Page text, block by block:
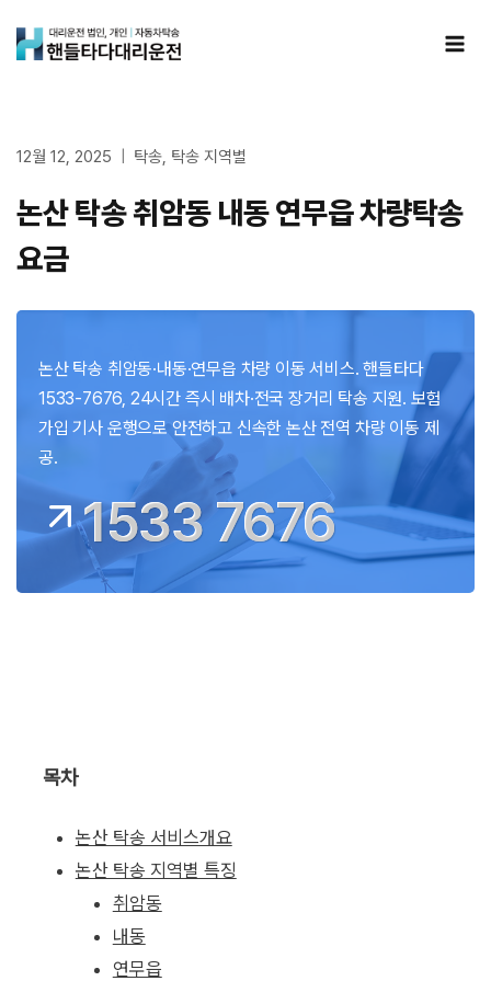
12월 12, 2025 탁송, 탁송 지역별
논산 탁송 취암동 내동 연무읍 차량탁송
요금
논산 탁송 취암동·내동·연무읍 차량 이동 서비스. 핸들타다
1533-7676, 24시간 즉시 배차·전국 장거리 탁송 지원. 보험
가입 기사 운행으로 안전하고 신속한 논산 전역 차량 이동 제
공.
1533 7676
목차
논산 탁송 서비스개요
논산 탁송 지역별 특징
취암동
내동
연무읍